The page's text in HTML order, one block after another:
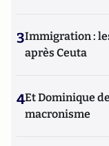
3Immigration :
après Ceuta
4Et Dominique
macronisme